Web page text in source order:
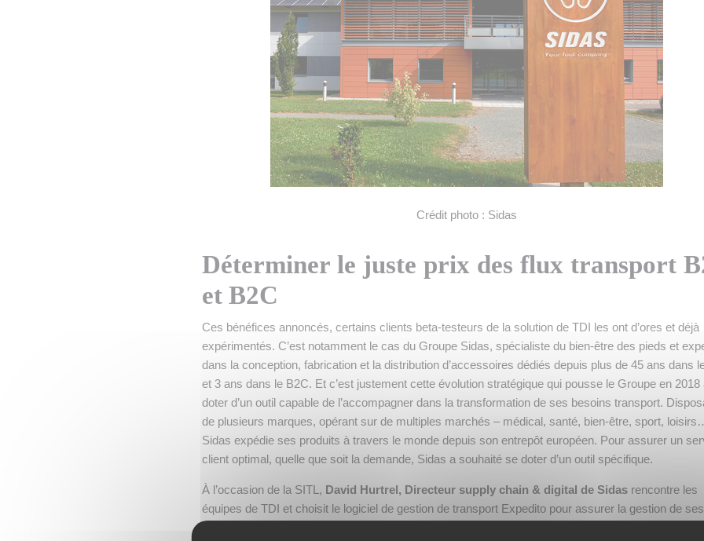
Crédit photo : Sidas
Déterminer le juste prix des flux transport
et B2C
Ces bénéfices annoncés, certains clients beta-testeurs de la solution de TDI les ont d’ores et déjà
expérimentés. C’est notamment le cas du Groupe Sidas, spécialiste du bien-être des pieds et
dans la conception, fabrication et la distribution d’accessoires dédiés depuis plus de 45 ans dans
et 3 ans dans le B2C. Et c’est justement cette évolution stratégique qui pousse le Groupe en 2018
doter d’un outil capable de l’accompagner dans la transformation de ses besoins transport.
de plusieurs marques, opérant sur de multiples marchés – médical, santé, bien-être, sport,
Sidas expédie ses produits à travers le monde depuis son entrepôt européen. Pour assurer un
client optimal, quelle que soit la demande, Sidas a souhaité se doter d’un outil spécifique.
À l’occasion de la SITL, David Hurtrel, Directeur supply chain & digital de Sidas rencontre les
équipes de TDI et choisit le logiciel de gestion de transport Expedito pour assurer la gestion de